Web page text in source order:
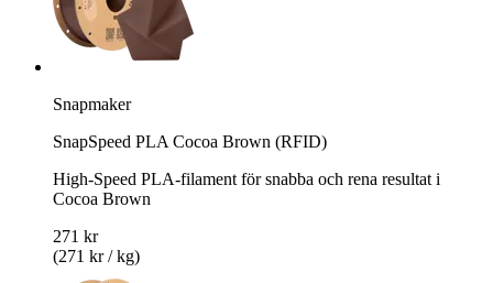
Snapmaker
SnapSpeed PLA Cocoa Brown (RFID)
High-Speed PLA-filament för snabba och rena resultat i
Cocoa Brown
271 kr
(271 kr / kg)